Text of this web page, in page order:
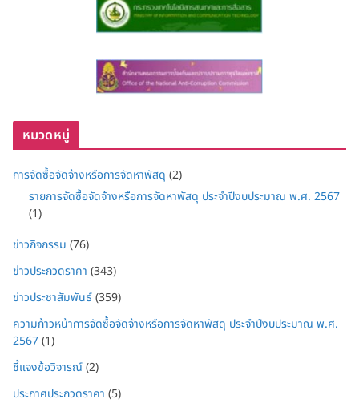
หมวดหมู่
การจัดซื้อจัดจ้างหรือการจัดหาพัสดุ (2)
รายการจัดซื้อจัดจ้างหรือการจัดหาพัสดุ ประจำปีงบประมาณ พ.ศ. 2567
(1)
ข่าวกิจกรรม (76)
ข่าวประกวดราคา (343)
ข่าวประชาสัมพันธ์(359)
ความก้าวหน้าการจัดซื้อจัดจ้างหรือการจัดหาพัสดุ ประจำปีงบประมาณ พ.ศ.
2567(1)
ชี้แจงข้อวิจารณ์(2)
ประกาศประกวดราคา (5)